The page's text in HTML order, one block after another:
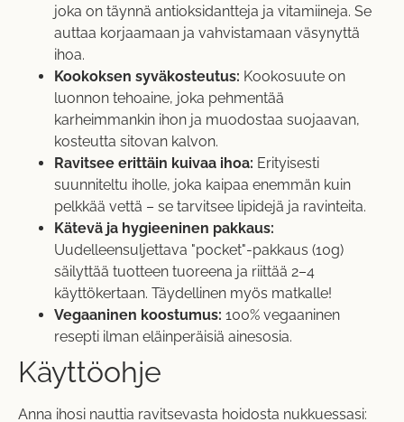
joka on täynnä antioksidantteja ja vitamiineja. Se
auttaa korjaamaan ja vahvistamaan väsynyttä
ihoa.
Kookoksen syväkosteutus: Kookosuute on
luonnon tehoaine, joka pehmentää
karheimmankin ihon ja muodostaa suojaavan,
kosteutta sitovan kalvon.
Ravitsee erittäin kuivaa ihoa: Erityisesti
suunniteltu iholle, joka kaipaa enemmän kuin
pelkkää vettä – se tarvitsee lipidejä ja ravinteita.
Kätevä ja hygieeninen pakkaus:
Uudelleensuljettava "pocket"-pakkaus (10g)
säilyttää tuotteen tuoreena ja riittää 2–4
käyttökertaan. Täydellinen myös matkalle!
Vegaaninen koostumus: 100% vegaaninen
resepti ilman eläinperäisiä ainesosia.
Käyttöohje
Anna ihosi nauttia ravitsevasta hoidosta nukkuessasi: